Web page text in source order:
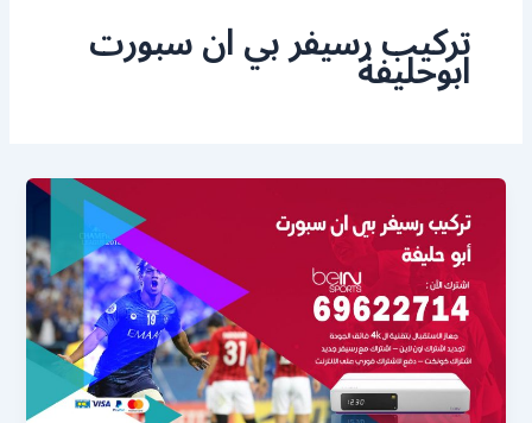
تركيب رسيفر بي ان سبورت
ابوحليفة